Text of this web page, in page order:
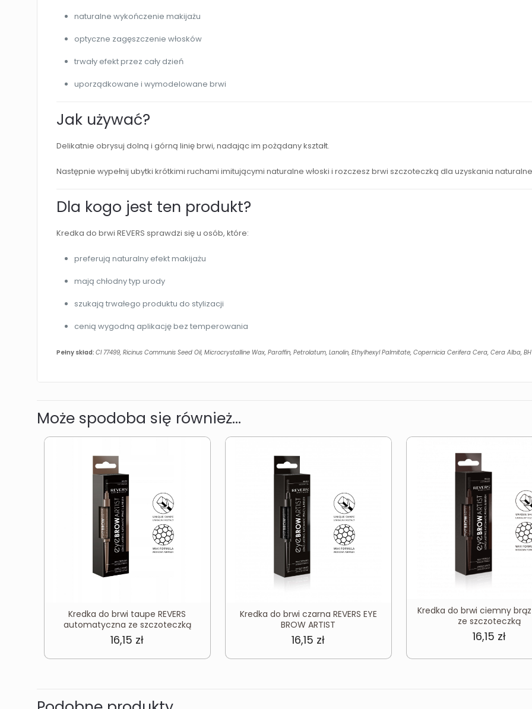
naturalne wykończenie makijażu
optyczne zagęszczenie włosków
trwały efekt przez cały dzień
uporządkowane i wymodelowane brwi
Jak używać?
Delikatnie obrysuj dolną i górną linię brwi, nadając im pożądany kształt.
Następnie wypełnij ubytki krótkimi ruchami imitującymi naturalne włoski i rozczesz brwi szczoteczką dla uzyskania
Dla kogo jest ten produkt?
Kredka do brwi REVERS sprawdzi się u osób, które:
preferują naturalny efekt makijażu
mają chłodny typ urody
szukają trwałego produktu do stylizacji
cenią wygodną aplikację bez temperowania
Pełny skład: CI 77499, Ricinus Communis Seed Oil, Microcrystalline Wax, Paraffin, Petrolatum, Lanolin, Ethylhexyl Palmitate, Copernicia Cerifera Cera, Cera Alba,
Może spodoba się również…
Kredka do brwi taupe REVERS
automatyczna ze szczoteczką
16,15 zł
Kredka do brwi czarna REVERS EYE
BROW ARTIST
16,15 zł
Kredka do brwi ciemny brąz
ze szczoteczką
16,15 zł